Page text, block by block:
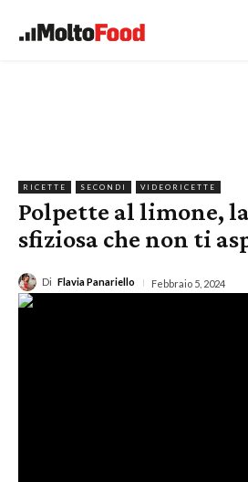
RICETTE SECONDI VIDEORICETTE
Polpette al limone,
sfiziosa che non ti
Di Flavia Panariello Febbraio 5, 2024